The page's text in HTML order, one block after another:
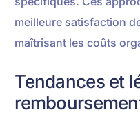
meilleure satisfaction
maîtrisant les coûts
Tendances et